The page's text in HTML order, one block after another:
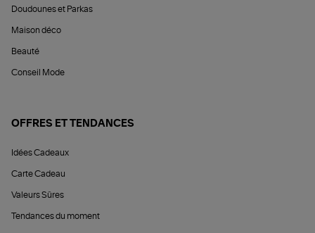
Doudounes et Parkas
Maison déco
Beauté
Conseil Mode
OFFRES ET TENDANCES
Idées Cadeaux
Carte Cadeau
Valeurs Sûres
Tendances du moment